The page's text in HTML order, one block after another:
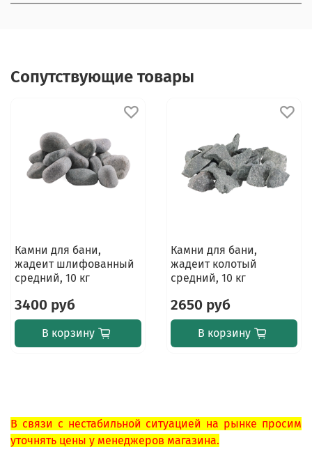
Сопутствующие товары
Камни для бани,
жадеит шлифованный
средний, 10 кг
3400 руб
В корзину
Камни для бани,
жадеит колотый
средний, 10 кг
2650 руб
В корзину
В связи с нестабильной ситуацией на рынке просим
уточнять цены у менеджеров магазина.